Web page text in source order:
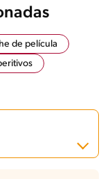
de película